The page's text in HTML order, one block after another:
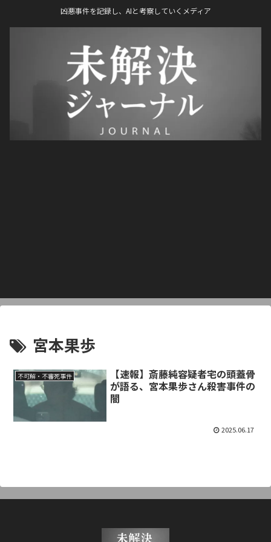
凶悪事件を記録し、AIと考察していくメディア
宮本果歩
不可解・不審死事件
【速報】斎藤純容疑者宅の頭蓋骨
が語る、宮本果歩さん殺害事件の
闇
2025.06.17